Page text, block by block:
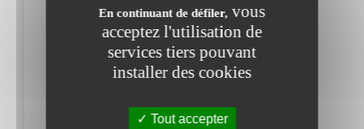
En continuant de défiler, vous
acceptez l'utilisation de
services tiers pouvant
installer des cookies
Tout accepter